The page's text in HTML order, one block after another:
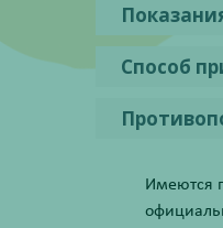
Способ
Имеются